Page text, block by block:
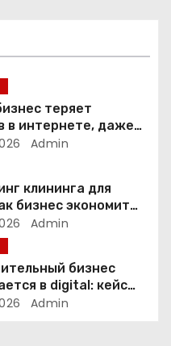
теряет
в интернете, даже
есть сайт
Admin
клининга для
бизнес экономит
на уборке
Admin
бизнес
в digital: кейс
Admin